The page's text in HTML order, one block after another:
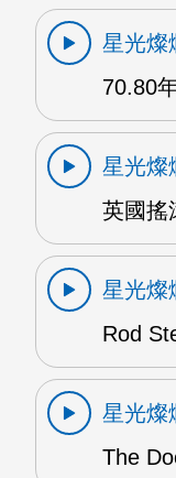
星光燦
70.80
星光燦
英國搖
星光燦
Rod
星光燦
The